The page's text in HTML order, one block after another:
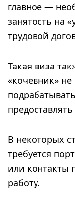
главное —
занятость на
трудовой
Такая виза
«кочевник» не
В некоторых
требуется
или контакты
работу.